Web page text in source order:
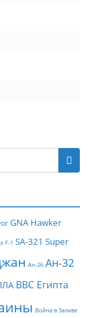
GNA Hawker
F-1 SA-321 Super
Ан-26 Ан-32
ВВС Египта
Война в Заливе